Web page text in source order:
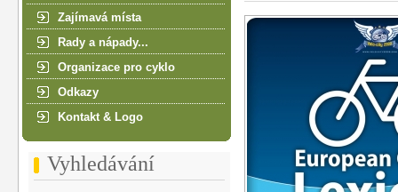
Zajímavá místa
Rady a nápady...
Organizace pro cyklo
Odkazy
Kontakt & Logo
Vyhledávání